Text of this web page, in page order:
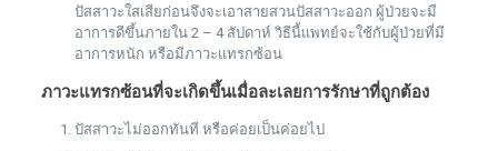
ปัสสาวะใสเสียก่อนจึงจะเอาสายสวนปัสสาวะออก ผู้ป่วยจะมี
อาการดีขึ้นภายใน 2 – 4 สัปดาห์ วิธีนี้แพทย์จะใช้กับผู้ป่วยที่มี
อาการหนัก หรือมีภาวะแทรกซ้อน
ภาวะแทรกซ้อนที่จะเกิดขึ้นเมื่อละเลยการรักษาที่ถูกต้อง
ปัสสาวะไม่ออกทันที หรือค่อยเป็นค่อยไป